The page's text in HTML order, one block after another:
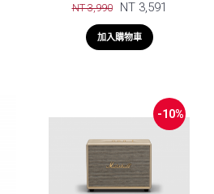
NT 3,990 NT 3,591
加入購物車
-10%